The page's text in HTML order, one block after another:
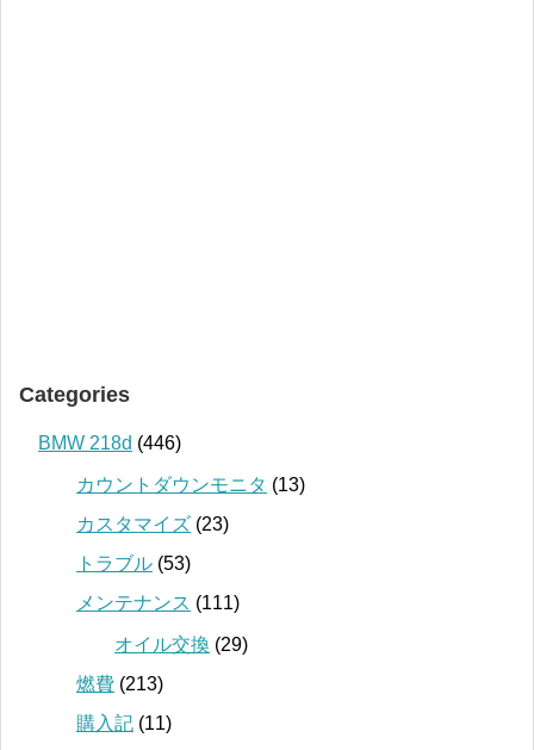
Categories
BMW 218d (446)
カウントダウンモニタ (13)
カスタマイズ (23)
トラブル (53)
メンテナンス (111)
オイル交換 (29)
燃費 (213)
購入記 (11)